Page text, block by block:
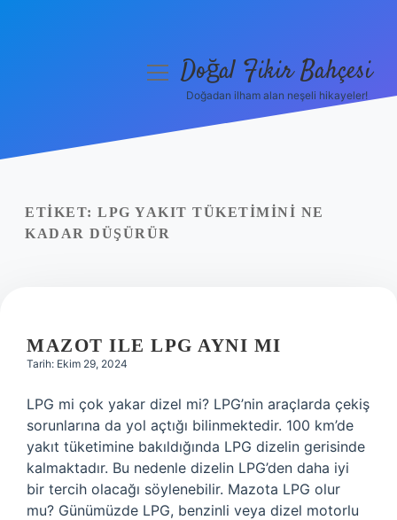
Yasal Uyarı
menüyüDoğal Fikir Bahçesi
Doğadan ilham alan neşeli hikayeler!
ETIKET: LPG YAKIT TÜKETIMINI NE
KADAR DÜŞÜRÜR
MAZOT ILE LPG AYNI MI
Tarih: Ekim 29, 2024
LPG mi çok yakar dizel mi? LPG’nin araçlarda çekiş
sorunlarına da yol açtığı bilinmektedir. 100 km’de
yakıt tüketimine bakıldığında LPG dizelin gerisinde
kalmaktadır. Bu nedenle dizelin LPG’den daha iyi
bir tercih olacağı söylenebilir. Mazota LPG olur
mu? Günümüzde LPG, benzinli veya dizel motorlu